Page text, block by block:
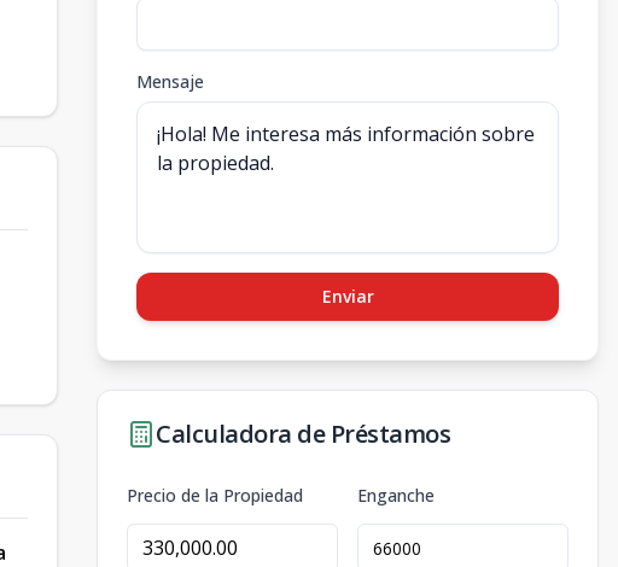
Mensaje
Enviar
Calculadora de Préstamos
Precio de la Propiedad Enganche